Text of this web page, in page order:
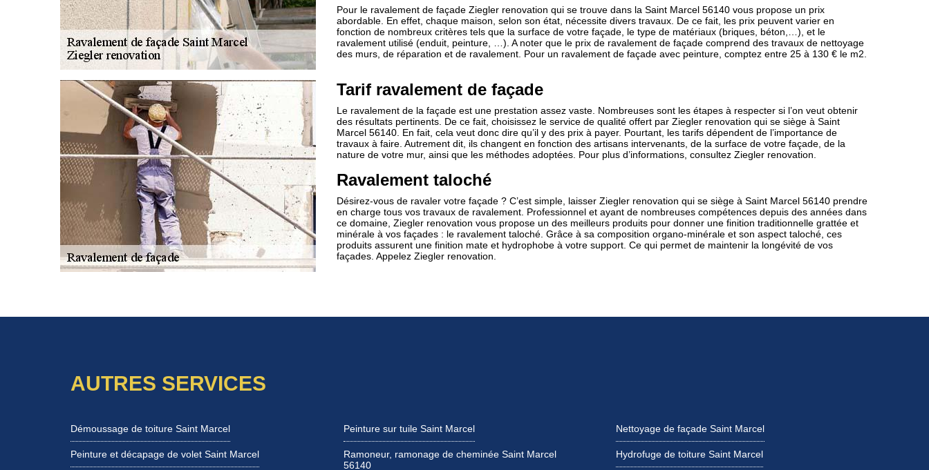
Pour le ravalement de façade Ziegler renovation qui se trouve dans la Saint Marcel 56140 vous propose un prix
abordable. En effet, chaque maison, selon son état, nécessite divers travaux. De ce fait, les prix peuvent varier en
fonction de nombreux critères tels que la surface de votre façade, le type de matériaux (briques, béton,…), et le
ravalement utilisé (enduit, peinture, …). A noter que le prix de ravalement de façade comprend des travaux de nettoyage
des murs, de réparation et de ravalement. Pour un ravalement de façade avec peinture, comptez entre 25 à 130 € le m2.
Tarif ravalement de façade
Le ravalement de la façade est une prestation assez vaste. Nombreuses sont les étapes à respecter si l’on veut obtenir
des résultats pertinents. De ce fait, choisissez le service de qualité offert par Ziegler renovation qui se siège à Saint
Marcel 56140. En fait, cela veut donc dire qu’il y des prix à payer. Pourtant, les tarifs dépendent de l’importance de
travaux à faire. Autrement dit, ils changent en fonction des artisans intervenants, de la surface de votre façade, de la
nature de votre mur, ainsi que les méthodes adoptées. Pour plus d’informations, consultez Ziegler renovation.
Ravalement taloché
Désirez-vous de ravaler votre façade ? C’est simple, laisser Ziegler renovation qui se siège à Saint Marcel 56140 prendre
en charge tous vos travaux de ravalement. Professionnel et ayant de nombreuses compétences depuis des années dans
ce domaine, Ziegler renovation vous propose un des meilleurs produits pour donner une finition traditionnelle grattée et
minérale à vos façades : le ravalement taloché. Grâce à sa composition organo-minérale et son aspect taloché, ces
produits assurent une finition mate et hydrophobe à votre support. Ce qui permet de maintenir la longévité de vos
façades. Appelez Ziegler renovation.
AUTRES SERVICES
Démoussage de toiture Saint Marcel
Peinture et décapage de volet Saint Marcel
Peinture sur tuile Saint Marcel
Ramoneur, ramonage de cheminée Saint Marcel
56140
Nettoyage de façade Saint Marcel
Hydrofuge de toiture Saint Marcel